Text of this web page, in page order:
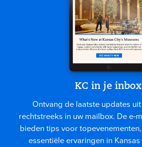
KC in je inbox
Ontvang de laatste updates
rechtstreeks in uw mailbox. De e-
bieden tips voor
essentiële ervaringen in